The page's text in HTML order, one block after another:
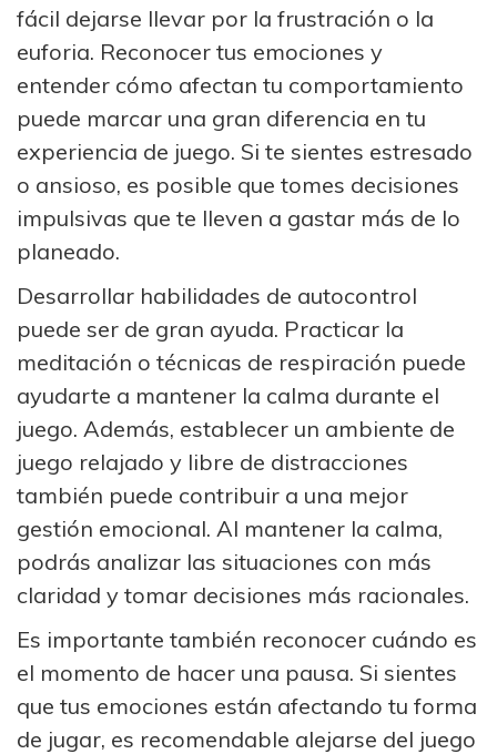
fácil dejarse llevar por la frustración o la
euforia. Reconocer tus emociones y
entender cómo afectan tu comportamiento
puede marcar una gran diferencia en tu
experiencia de juego. Si te sientes estresado
o ansioso, es posible que tomes decisiones
impulsivas que te lleven a gastar más de lo
planeado.
Desarrollar habilidades de autocontrol
puede ser de gran ayuda. Practicar la
meditación o técnicas de respiración puede
ayudarte a mantener la calma durante el
juego. Además, establecer un ambiente de
juego relajado y libre de distracciones
también puede contribuir a una mejor
gestión emocional. Al mantener la calma,
podrás analizar las situaciones con más
claridad y tomar decisiones más racionales.
Es importante también reconocer cuándo es
el momento de hacer una pausa. Si sientes
que tus emociones están afectando tu forma
de jugar, es recomendable alejarse del juego